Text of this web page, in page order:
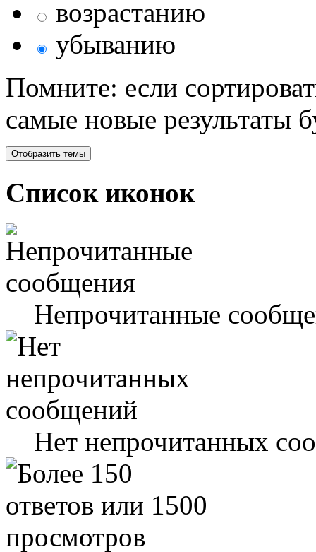
возрастанию
убыванию
Помните: если
самые новые результаты
Список иконок
Непрочитанные
Нет непрочитанных